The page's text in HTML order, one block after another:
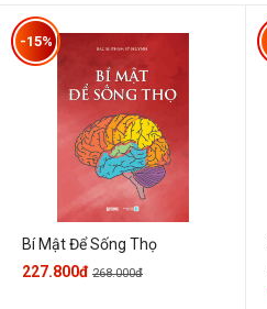
Bí Mật Để Sống Thọ
-15%
227.800đ 268.000đ